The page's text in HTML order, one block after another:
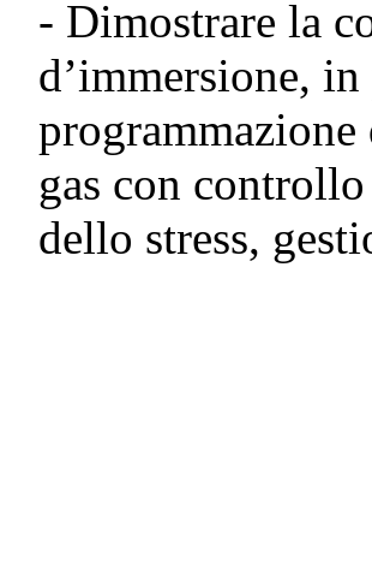
- Dimostrare la
d’immersione,
gas con
dello stress,